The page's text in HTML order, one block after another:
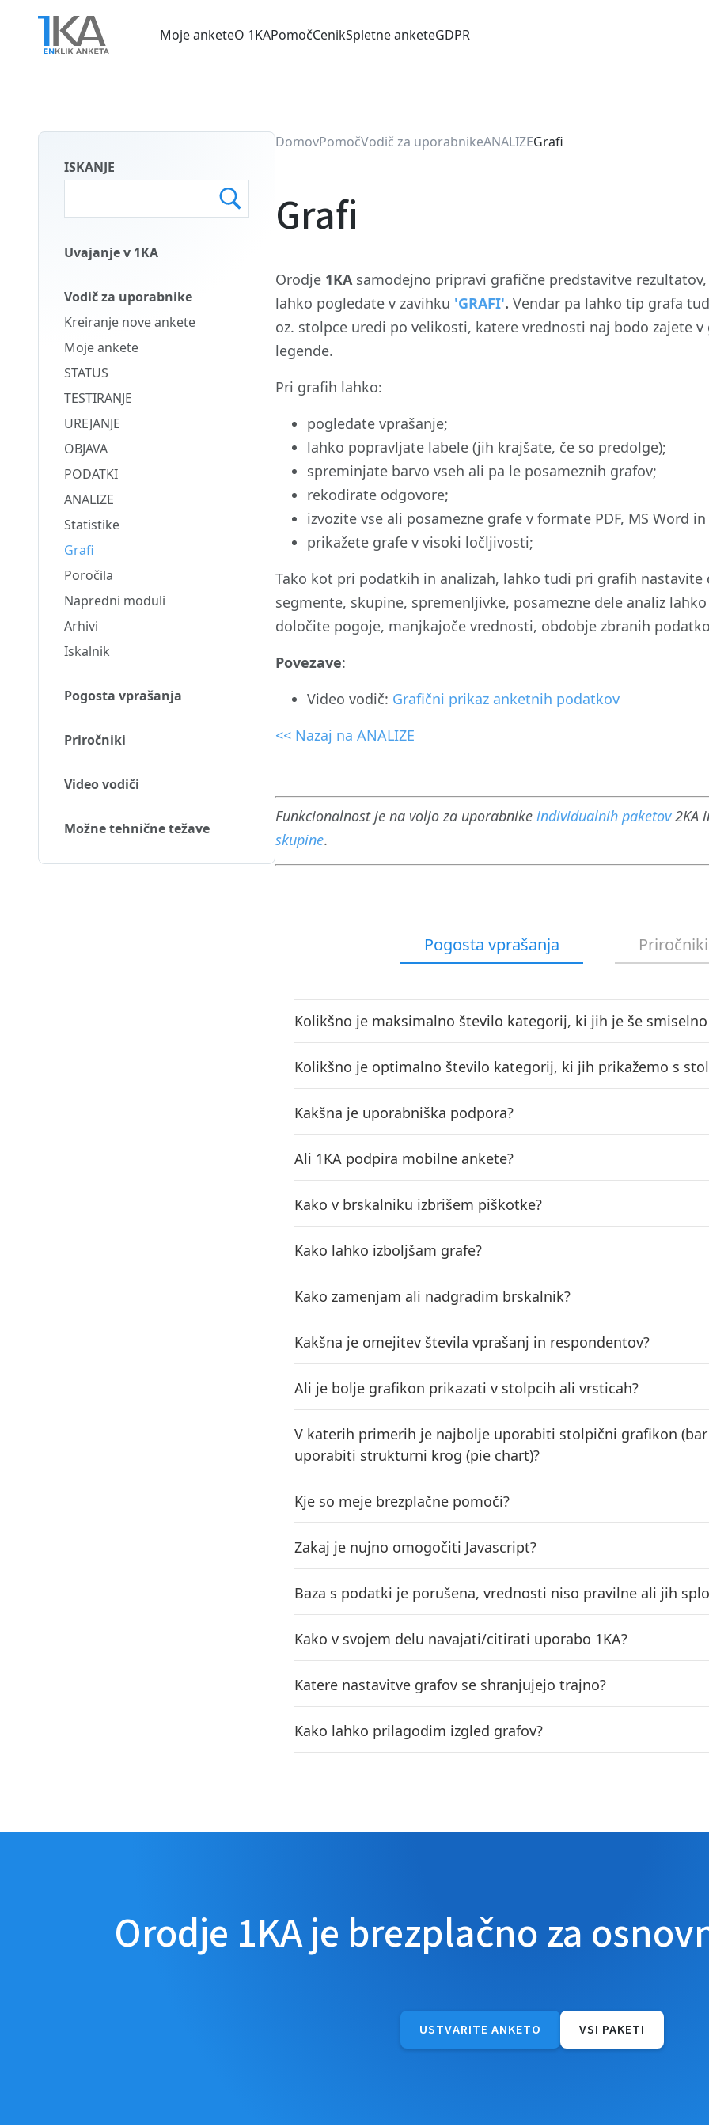
Moje anketeO 1KAPomočCenikSpletne anketeGDPR
ISKANJE
Menu
SLO
Uvajanje v 1KA
Vodič za uporabnike
Kreiranje nove ankete
Moje ankete
STATUS
TESTIRANJE
UREJANJE
OBJAVA
PODATKI
ANALIZE
Statistike
Grafi
Poročila
Napredni moduli
Arhivi
Iskalnik
Pogosta vprašanja
Priročniki
Video vodiči
Možne tehnične težave
DomovPomočVodič za uporabnikeANALIZEGrafi
Grafi
Orodje 1KA samodejno pripravi grafične predstavitve
lahko pogledate v zavihku 'GRAFI'.Vendar pa lahko tip grafa
oz. stolpce uredi po velikosti, katere vrednosti naj bodo zajete
legende.
Pri grafih lahko:
pogledate vprašanje;
lahko popravljate labele (jih krajšate, če so predolge);
spreminjate barvo vseh ali pa le posameznih grafov;
rekodirate odgovore;
izvozite vse ali posamezne grafe v formate PDF, MS Word
prikažete grafe v visoki ločljivosti;
Tako kot pri podatkih in analizah, lahko tudi pri grafih
segmente, skupine, spremenljivke, posamezne dele analiz
določite pogoje, manjkajoče vrednosti, obdobje zbranih
Povezave:
Video vodič: Grafični prikaz anketnih podatkov
<< Nazaj na ANALIZE
Funkcionalnost je na voljo za uporabnike individualnih paketov2KA
skupine.
Pogosta vprašanja Priročniki
Kolikšno je maksimalno število kategorij, ki jih je še
Kolikšno je optimalno število kategorij, ki jih prikažemo s
Kakšna je uporabniška podpora?
Ali 1KA podpira mobilne ankete?
Kako v brskalniku izbrišem piškotke?
Kako lahko izboljšam grafe?
Kako zamenjam ali nadgradim brskalnik?
Kakšna je omejitev števila vprašanj in respondentov?
Ali je bolje grafikon prikazati v stolpcih ali vrsticah?
V katerih primerih je najbolje uporabiti stolpični grafikon
uporabiti strukturni krog (pie chart)?
Kje so meje brezplačne pomoči?
Zakaj je nujno omogočiti Javascript?
Baza s podatki je porušena, vrednosti niso pravilne ali jih
Kako v svojem delu navajati/citirati uporabo 1KA?
Katere nastavitve grafov se shranjujejo trajno?
Kako lahko prilagodim izgled grafov?
Orodje 1KA je brezplačno za
USTVARITE ANKETO VSI PAKETI